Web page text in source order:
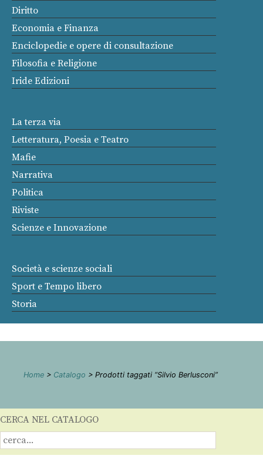
Diritto
Economia e Finanza
Enciclopedie e opere di consultazione
Filosofia e Religione
Iride Edizioni
La terza via
Letteratura, Poesia e Teatro
Mafie
Narrativa
Politica
Riviste
Scienze e Innovazione
Società e scienze sociali
Sport e Tempo libero
Storia
Home > Catalogo > Prodotti taggati “Silvio Berlusconi”
CERCA NEL CATALOGO